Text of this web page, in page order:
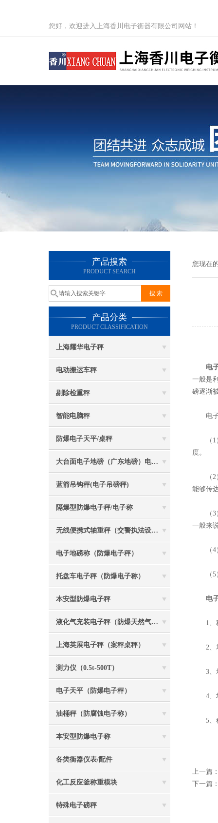
您好，欢迎进入上海香川电子衡器有限公司网站！
产品搜索
PRODUCT SEARCH
产品分类
PRODUCT CLASSIFICATION
上海耀华电子秤
电动搬运车秤
剔除检重秤
智能电脑秤
防爆电子天平/桌秤
大台面电子地磅（广东地磅）电子汽车衡
蓝箭吊钩秤(电子吊磅秤)
隔爆型防爆电子秤/电子称
无线便携式轴重秤（交警执法设备）
电子地磅称（防爆电子秤）
托盘车电子秤（防爆电子称）
本安型防爆电子秤
液化气充装电子秤（防爆天然气灌装称）
上海英展电子秤（案秤桌秤）
测力仪（0.5t-500T）
电子天平（防爆电子秤）
油桶秤（防腐蚀电子称）
本安型防爆电子称
各类衡器仪表/配件
化工反应釜称重模块
特殊电子磅秤
您现在
电
一般是
磅逐渐
电子
（1）
度。
（2）
能够传
（3）
一般来
（4）
（5）
电
1、称
2、地
3、地
4、地
5、称
上一篇
下一篇